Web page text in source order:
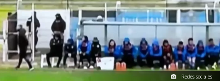
Redes sociales